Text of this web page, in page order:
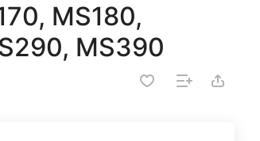
MS180,
MS390